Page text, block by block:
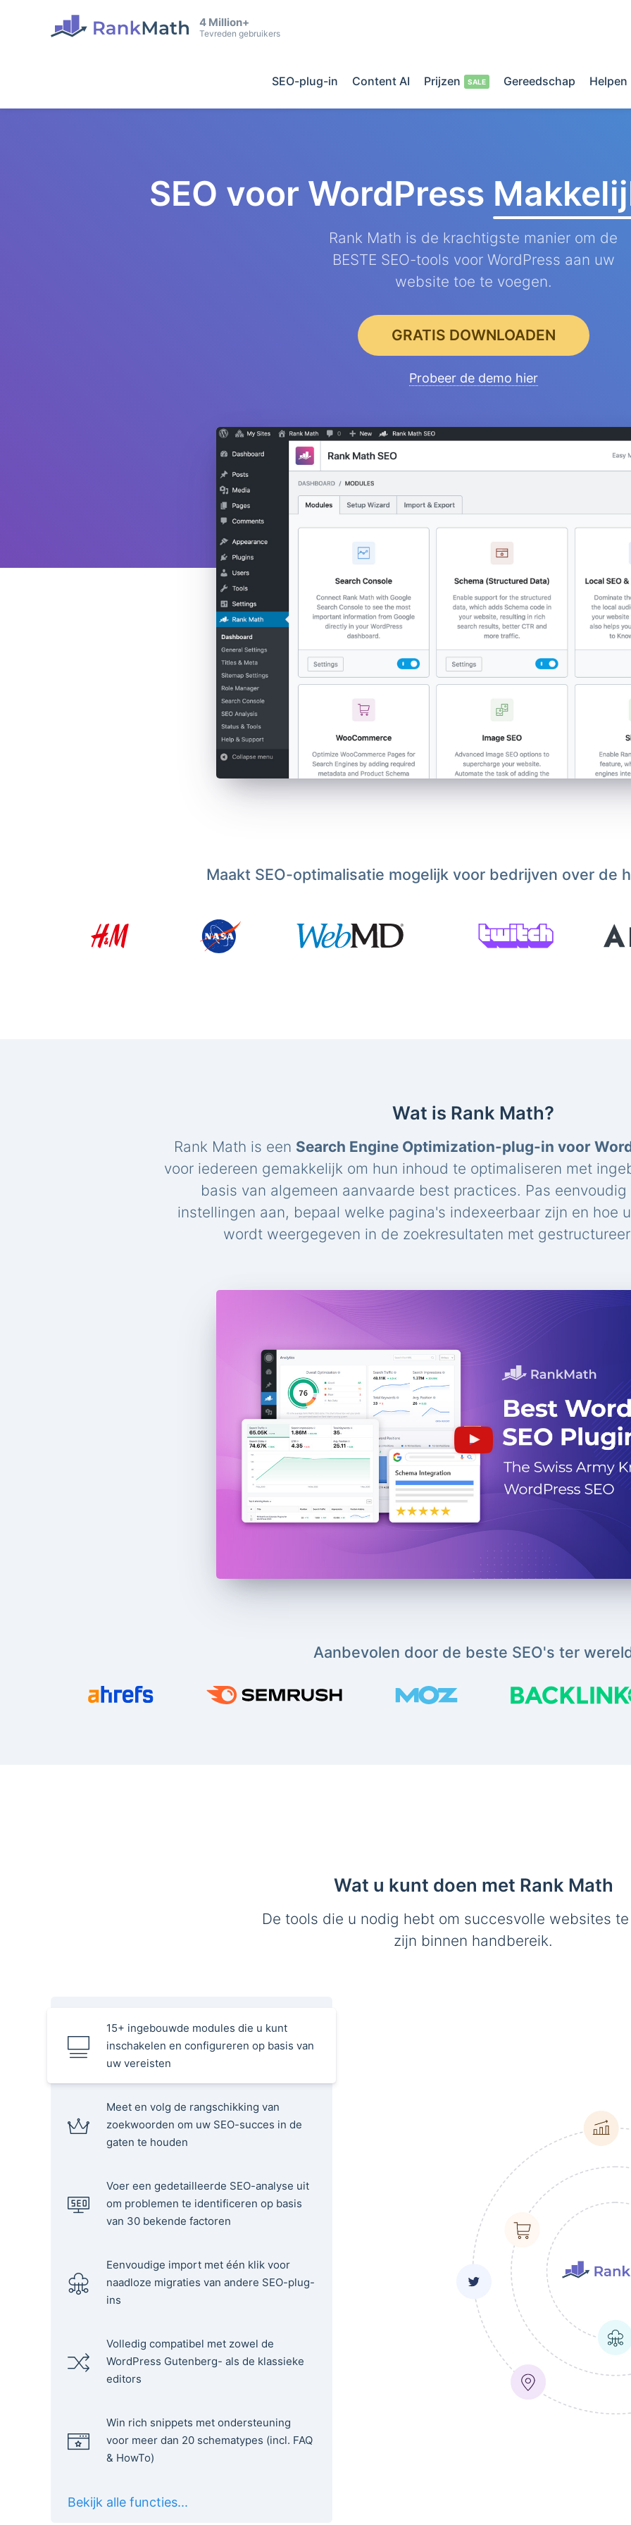
4 Million+
Tevreden gebruikers
SEO-plug-in Content AI Prijzen Gereedschap Helpen
SEO voor WordPress
Rank Math is de krachtigste manier om de
BESTE SEO-tools voor WordPress aan uw
website toe te voegen.
GRATIS DOWNLOADEN
Probeer de demo hier
Maakt SEO-optimalisatie mogelijk voor bedrijven over de
Wat is Rank Math?
Rank Math is een Search Engine Optimization-plug-in voor
voor iedereen gemakkelijk om hun inhoud te optimaliseren met
basis van algemeen aanvaarde best practices. Pas
instellingen aan, bepaal welke pagina's indexeerbaar zijn en hoe
wordt weergegeven in de zoekresultaten met
Aanbevolen door de beste SEO's ter
Wat u kunt doen met Rank Math
De tools die u nodig hebt om succesvolle websites
zijn binnen handbereik.
15+ ingebouwde modules die u kunt
inschakelen en configureren op basis van
uw vereisten
Meet en volg de rangschikking van
zoekwoorden om uw SEO-succes in de
gaten te houden
Voer een gedetailleerde SEO-analyse uit
om problemen te identificeren op basis
van 30 bekende factoren
Eenvoudige import met één klik voor
naadloze migraties van andere SEO-plug-
ins
Volledig compatibel met zowel de
WordPress Gutenberg- als de klassieke
editors
Win rich snippets met ondersteuning
voor meer dan 20 schematypes (incl. FAQ
& HowTo)
Bekijk alle functies...